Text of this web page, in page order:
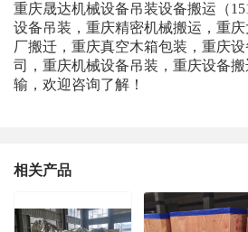
重庆晟达机械设备吊装设备搬运（
设备吊装，重庆精密机械搬运，重
厂搬迁，重庆真空木箱包装，重庆
司，重庆机械设备吊装，重庆设备
输，欢迎咨询了解！
相关产品